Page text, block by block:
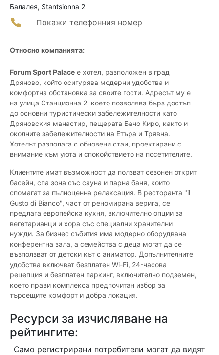
Балалея, Stantsionna 2
Покажи телефонния номер
Относно компанията:
Forum Sport Palace е хотел, разположен в град
Дряново, който осигурява модерни удобства и
комфортна обстановка за своите гости. Адресът му е
на улица Станционна 2, което позволява бърз достъп
до основни туристически забележителности като
Дряновския манастир, пещерата Бачо Киро, както и
околните забележителности на Етъра и Трявна.
Хотелът разполага с обновени стаи, проектирани с
внимание към уюта и спокойствието на посетителите.
Клиентите имат възможност да ползват сезонен открит
басейн, спа зона със сауна и парна баня, които
спомагат за пълноценна релаксация. В ресторанта "il
Gusto di Bianco", част от реномирана верига, се
предлага европейска кухня, включително опции за
вегетарианци и хора със специални хранителни
нужди. За бизнес събития има модерно оборудвана
конферентна зала, а семейства с деца могат да се
възползват от детски кът с аниматор. Допълнителните
удобства включват безплатен Wi-Fi, 24-часова
рецепция и безплатен паркинг, включително подземен,
което прави комплекса предпочитан избор за
търсещите комфорт и добра локация.
Ресурси за изчисляване на
рейтингите:
Само регистрирани потребители могат да видят